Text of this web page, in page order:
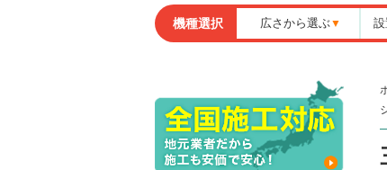
機種選択 広さから選ぶ